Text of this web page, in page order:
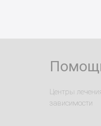
Центры
зависимости